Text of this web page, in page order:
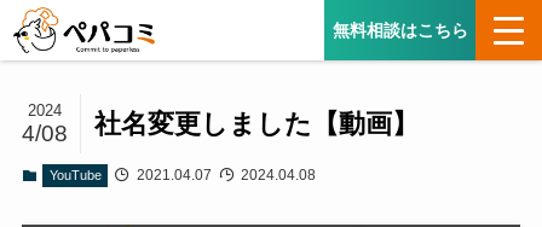
無料相談はこちら
社名変更しました【動画】
2024
4/08
YouTube 2021.04.07 2024.04.08